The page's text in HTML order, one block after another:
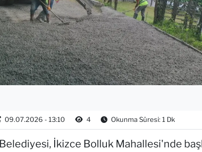
09.07.2026 - 13:10 4 Okunma Süresi: 1 Dk
İkizce Bolluk Mahallesi'nde